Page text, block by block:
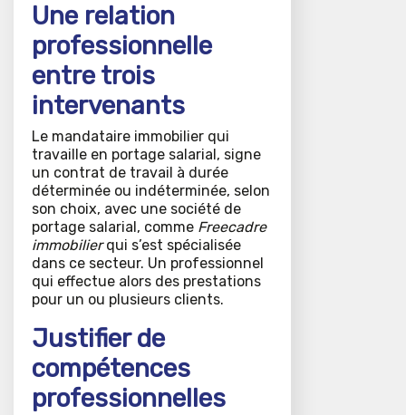
Une relation
professionnelle
entre trois
intervenants
Le mandataire immobilier qui
travaille en portage salarial, signe
un contrat de travail à durée
déterminée ou indéterminée, selon
son choix, avec une société de
portage salarial, comme Freecadre
immobilierqui s’est spécialisée
dans ce secteur. Un professionnel
qui effectue alors des prestations
pour un ou plusieurs clients.
Justifier de
compétences
professionnelles